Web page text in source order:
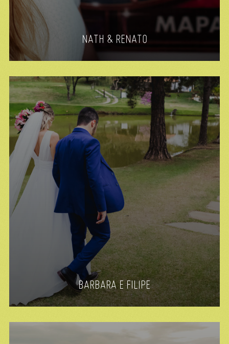
NATH & RENATO
BARBARA E FILIPE